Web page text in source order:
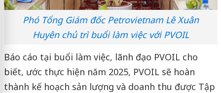
Phó Tổng Giám đốc Petrovietnam Lê Xuân
Huyên chủ trì buổi làm việc với PVOIL
Báo cáo tại buổi làm việc, lãnh đạo PVOIL cho
biết, ước thực hiện năm 2025, PVOIL sẽ hoàn
thành kế hoạch sản lượng và doanh thu được Tập